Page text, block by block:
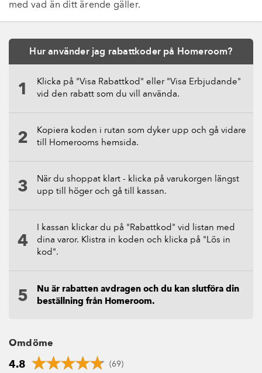
med vad än ditt ärende gäller.
Hur använder jag rabattkoder på Homeroom?
Klicka på "Visa Rabattkod" eller "Visa Erbjudande"
vid den rabatt som du vill använda.
Kopiera koden i rutan som dyker upp och gå vidare
till Homerooms hemsida.
När du shoppat klart - klicka på varukorgen längst
upp till höger och gå till kassan.
I kassan klickar du på "Rabattkod" vid listan med
dina varor. Klistra in koden och klicka på "Lös in
kod".
Nu är rabatten avdragen och du kan slutföra din
beställning från Homeroom.
Omdöme
4.8 (69)